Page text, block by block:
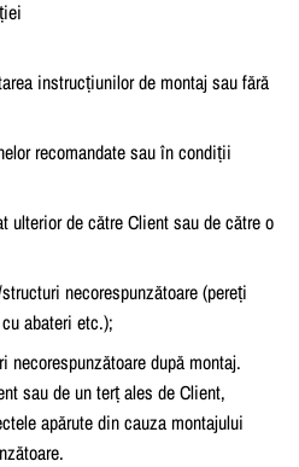
instrucțiunilor de montaj sau fără
recomandate sau în condiții
ulterior de către Client sau de către o
necorespunzătoare (pereți
abateri etc.);
necorespunzătoare după montaj.
sau de un terț ales de Client,
apărute din cauza montajului